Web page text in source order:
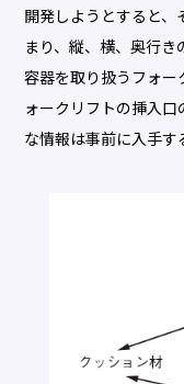
開発しようとすると
まり、縦、横、奥行
容器を取り扱うフォー
ォークリフトの挿入
な情報は事前に入手す